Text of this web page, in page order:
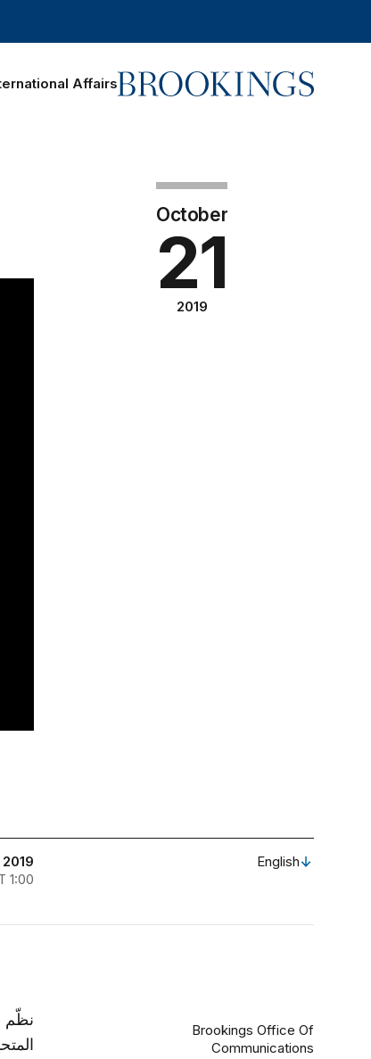
Home
Affairs
October
21
2019
English
1:00 AM - 2:30 AM AST
Brookings Office Of
Communications